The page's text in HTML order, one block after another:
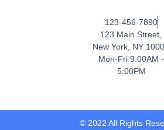
123-456-7890
123 Main Street,
New York, NY
Mon-Fri 9:00AM -
5:00PM
© 2022 All Rights